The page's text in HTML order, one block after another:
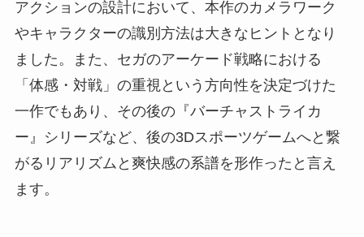
アクションの設計において、本作のカメラワーク
やキャラクターの識別方法は大きなヒントとなり
ました。また、セガのアーケード戦略における
「体感・対戦」の重視という方向性を決定づけた
一作でもあり、その後の『バーチャストライカ
ー』シリーズなど、後の3Dスポーツゲームへと繋
がるリアリズムと爽快感の系譜を形作ったと言え
ます。